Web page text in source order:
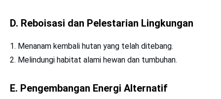
D. Reboisasi dan Pelestarian Lingkungan
Menanam kembali hutan yang telah ditebang.
Melindungi habitat alami hewan dan tumbuhan.
E. Pengembangan Energi Alternatif